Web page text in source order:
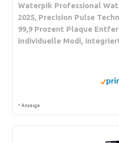
Waterpik Professional
2025, Precision Pulse
99,9 Prozent Plaque
individuelle Modi,
* Anzeige